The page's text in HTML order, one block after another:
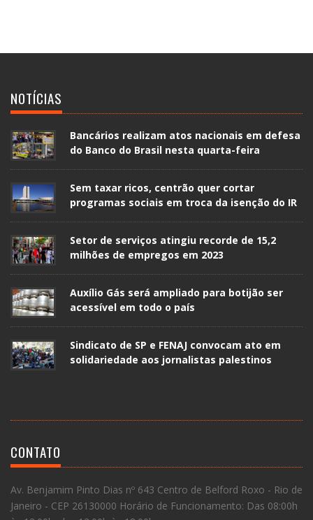
NOTÍCIAS
Bancários realizam atos nacionais em defesa
do Banco do Brasil nesta quarta-feira
Sem taxar ricos, centrão quer cortar
programas sociais em troca da isenção do IR
Setor de serviços atingiu recorde de 15,2
milhões de empregos em 2023
Auxílio Gás será ampliado para botijão ser
acessível em todo o país
Sindicato de SP e FENAJ convocam ato em
solidariedade aos jornalistas palestinos
CONTATO
Av. Benjamim Pinto Dias nº 643 Centro de Belford Roxo - Rio de
Janeiro - CEP 26130000 Horário de Funcionamento: Das 08:00h